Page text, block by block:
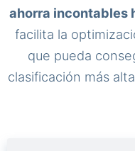
ahorra incontables
facilita la
que pueda
clasificación más